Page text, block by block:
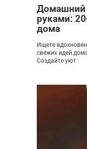
Домашний
руками:
дома
Ищете
свежих идей
Создайте уют